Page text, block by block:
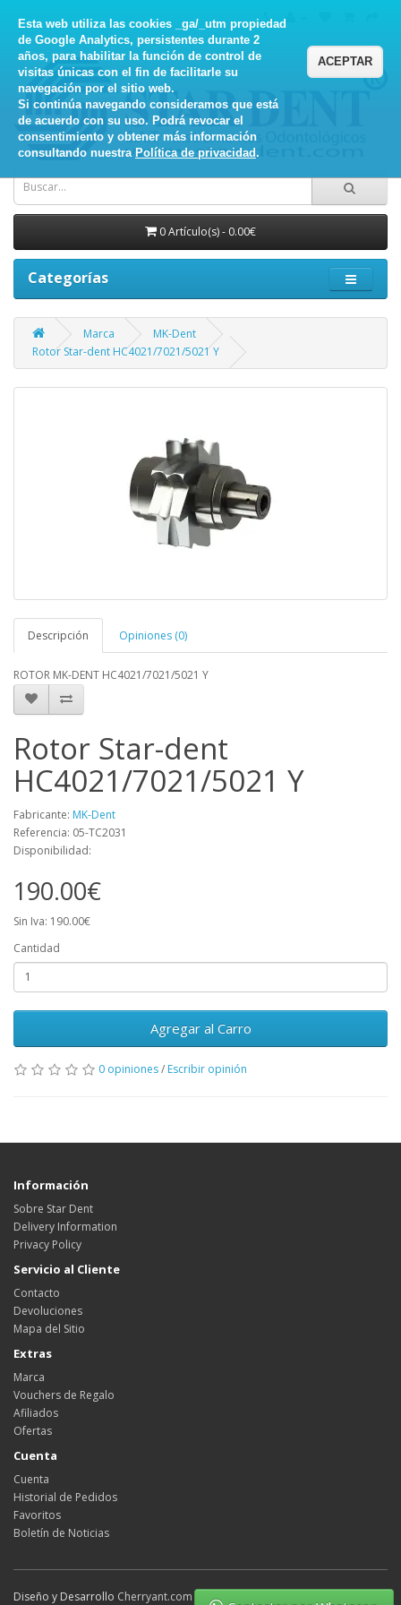
Esta web utiliza las cookies _ga/_utm propiedad
de Google Analytics, persistentes durante 2
años, para habilitar la función de control de
visitas únicas con el fin de facilitarle su
navegación por el sitio web.
Si continúa navegando consideramos que está
de acuerdo con su uso. Podrá revocar el
consentimiento y obtener más información
consultando nuestra Política de privacidad.
ACEPTAR
0 Artículo(s) - 0.00€
Categorías
Marca
MK-Dent
Rotor Star-dent HC4021/7021/5021 Y
Descripción Opiniones (0)
ROTOR MK-DENT HC4021/7021/5021 Y
Rotor Star-dent
HC4021/7021/5021 Y
Fabricante: MK-Dent
Referencia: 05-TC2031
Disponibilidad:
190.00€
Sin Iva: 190.00€
Cantidad
Agregar al Carro
0 opiniones/ Escribir opinión
Información
Sobre Star Dent
Delivery Information
Privacy Policy
Servicio al Cliente
Contacto
Devoluciones
Mapa del Sitio
Extras
Marca
Vouchers de Regalo
Afiliados
Ofertas
Cuenta
Cuenta
Historial de Pedidos
Favoritos
Boletín de Noticias
Diseño y Desarrollo Cherryant.com